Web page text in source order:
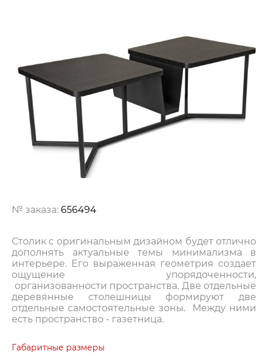
№ заказа: 656494
Столик с оригинальным дизайном будет отлично
дополнять актуальные темы минимализма в
интерьере. Его выраженная геометрия создает
ощущение упорядоченности,
организованности пространства. Две отдельные
деревянные столешницы формируют две
отдельные самостоятельные зоны. Между ними
есть пространство - газетница.
Габаритные размеры